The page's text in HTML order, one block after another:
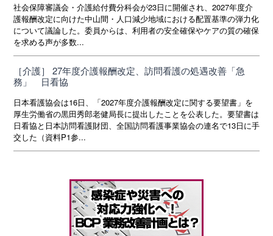
社会保障審議会・介護給付費分科会が23日に開催され、2027年度介
護報酬改定に向けた中山間・人口減少地域における配置基準の弾力化
について議論した。委員からは、利用者の安全確保やケアの質の確保
を求める声が多数...
［介護］ 27年度介護報酬改定、訪問看護の処遇改善「急
務」 日看協
日本看護協会は16日、「2027年度介護報酬改定に関する要望書」を
厚生労働省の黒田秀郎老健局長に提出したことを公表した。要望書は
日看協と日本訪問看護財団、全国訪問看護事業協会の連名で13日に手
交した（資料P1参...